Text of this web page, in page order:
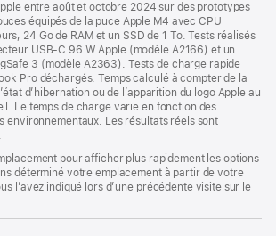
entre août et octobre 2024 sur des prototypes
équipés de la puce Apple M4 avec CPU
24 Go de RAM et un SSD de 1 To. Tests réalisés
USB-C 96 W Apple (modèle A2166) et un
3 (modèle A2363). Tests de charge rapide
Pro déchargés. Temps calculé à compter de la
d’hibernation ou de l’apparition du logo Apple au
Le temps de charge varie en fonction des
environnementaux. Les résultats réels sont
pour afficher plus rapidement les options
déterminé votre emplacement à partir de votre
l’avez indiqué lors d’une précédente visite sur le